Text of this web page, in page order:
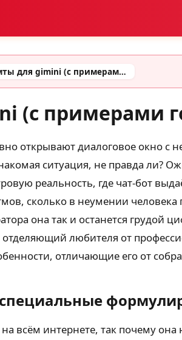
Промты для gimini (с примерами готовых промтов)
(с примерами
открывают диалоговое окно
ситуация, не правда ли?
реальность, где чат-бот
сколько в неумении
она так и останется
любителя от
отличающие его от
всём интернете, так почему